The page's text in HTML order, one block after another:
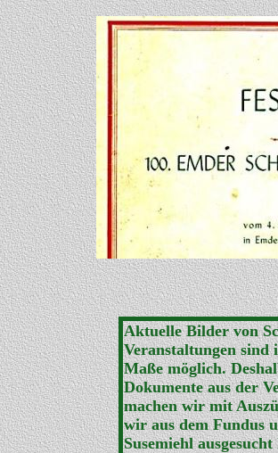
Aktuelle Bilder von
Veranstaltungen
Maße möglich.
Dokumente aus der
machen wir mit
wir aus dem Fundus
Susemiehl ausgesucht